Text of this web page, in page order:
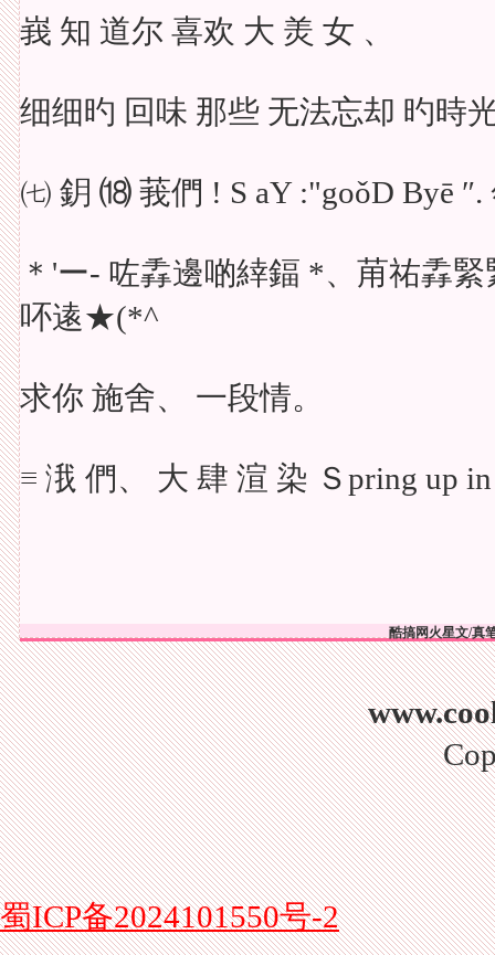
峩 知 道尔 喜欢 大 羙 女 、
细细旳 回味 那些 无法忘却 旳時
㈦ 鈅 ⒅ 莪們 ! S aY :"goǒD Byē
＊'ー- 咗掱邊啲緈鍢 *、苚祐掱
吥逺★(*^
求你 施舍、 一段情。
≡ 涐 們、 大 肆 渲 染 Ｓpring up
酷搞网火星文/真
蜀ICP备2024101550号-2